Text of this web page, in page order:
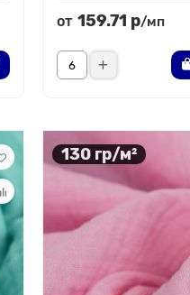
от 159.71 р/мп
130 гр/м²